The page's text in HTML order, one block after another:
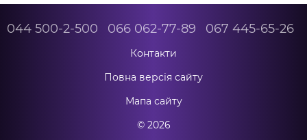
044 500-2-500 066 062-77-89 067 445-65-26
Контакти
Повна версія сайту
Мапа сайту
© 2026